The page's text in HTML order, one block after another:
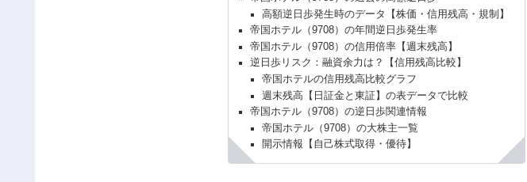
高額逆日歩発生時のデータ【株価・信用残高・規制】
帝国ホテル（9708）の年間逆日歩発生率
帝国ホテル（9708）の信用倍率【週末残高】
逆日歩リスク：融資余力は？【信用残高比較】
帝国ホテルの信用残高比較グラフ
週末残高【日証金と東証】の表データで比較
帝国ホテル（9708）の逆日歩関連情報
帝国ホテル（9708）の大株主一覧
開示情報【自己株式取得・優待】